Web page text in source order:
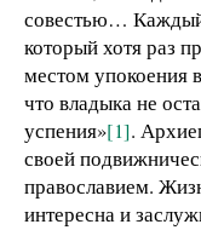
совестью…
который хотя раз
местом упокоения
что владыка не
успения»[1].
своей
православием.
интересна и